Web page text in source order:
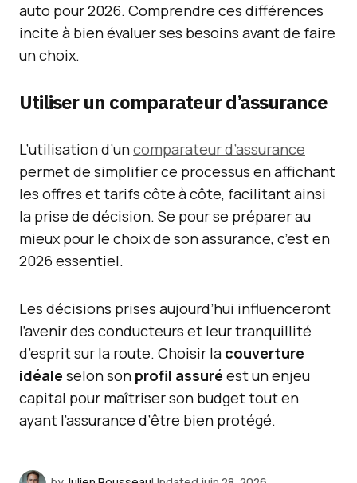
auto pour 2026. Comprendre ces différences
incite à bien évaluer ses besoins avant de faire
un choix.
Utiliser un comparateur d’assurance
L’utilisation d’uncomparateur d’assurance
permet de simplifier ce processus en affichant
les offres et tarifs côte à côte, facilitant ainsi
la prise de décision. Se pour se préparer au
mieux pour le choix de son assurance, c’est en
2026 essentiel.
Les décisions prises aujourd’hui influenceront
l’avenir des conducteurs et leur tranquillité
d’esprit sur la route. Choisir la couverture
idéale selon son profil assuré est un enjeu
capital pour maîtriser son budget tout en
ayant l’assurance d’être bien protégé.